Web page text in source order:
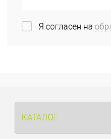
Я согласен на
КАТАЛОГ